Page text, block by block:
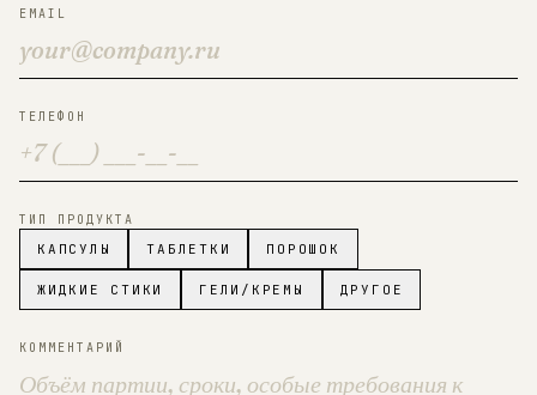
EMAIL
ТЕЛЕФОН
ТИП ПРОДУКТА
КАПСУЛЫ ТАБЛЕТКИ ПОРОШОК
ЖИДКИЕ СТИКИ ГЕЛИ/КРЕМЫ ДРУГОЕ
КОММЕНТАРИЙ